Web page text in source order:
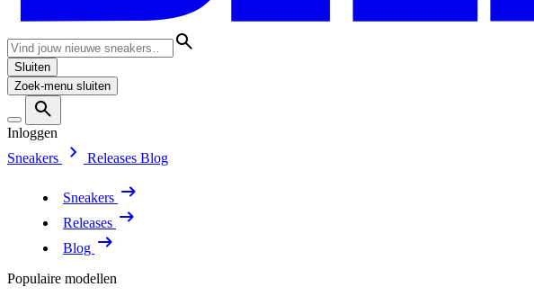
Sluiten
Zoek-menu sluiten
Inloggen
Sneakers
Releases Blog
Sneakers
Releases
Blog
Populaire modellen